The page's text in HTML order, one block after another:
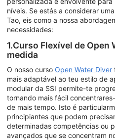
níveis. Se estás a considerar
Tao, eis como a nossa
necessidades:
1.Curso Flexível de Open
medida
O nosso curso Open Water Diver
mais adaptável ao teu estilo de
modular da SSI permite-te
tornando mais fácil
de mais tempo. Isto é
principiantes que podem
determinadas competências ou
avançados que se concentram